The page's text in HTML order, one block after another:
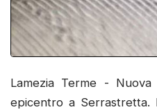
Lamezia Terme -
epicentro a Serrastretta.